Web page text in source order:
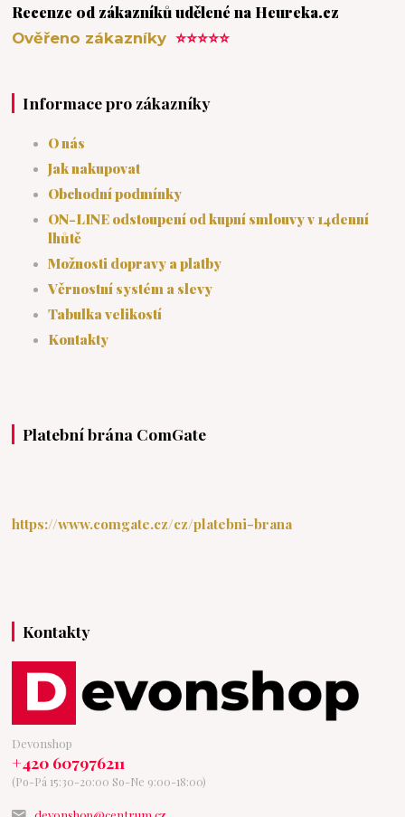
Recenze od zákazníků udělené na Heureka.cz
Ověřeno zákazníky⭐⭐⭐⭐⭐
Informace pro zákazníky
O nás
Jak nakupovat
Obchodní podmínky
ON-LINE odstoupení od kupní smlouvy v 14denní
lhůtě
Možnosti dopravy a platby
Věrnostní systém a slevy
Tabulka velikostí
Kontakty
Platební brána ComGate
https://www.comgate.cz/cz/platebni-brana
Kontakty
Devonshop
+420 607976211
(Po-Pá 15:30-20:00 So-Ne 9:00-18:00)